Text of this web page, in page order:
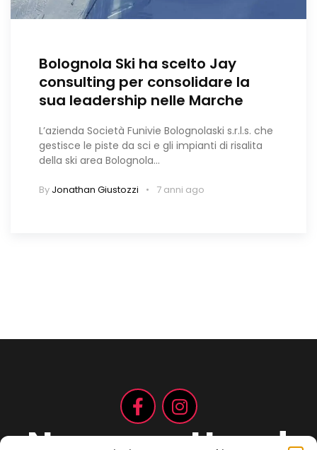
Bolognola Ski ha scelto Jay
consulting per consolidare la
sua leadership nelle Marche
L’azienda Società Funivie Bolognolaski s.r.l.s. che
gestisce le piste da sci e gli impianti di risalita
della ski area Bolognola…
By Jonathan Giustozzi 7 anni ago